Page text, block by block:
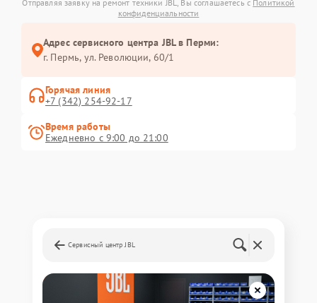
Отправляя заявку на ремонт техники JBL, Вы соглашаетесь с Политикой
конфиденциальности
Адрес сервисного центра JBL в Перми:
г. Пермь, ул. ​Революции, 60/1
Горячая линия
+7 (342) 254-92-17
Время работы
Ежедневно с 9:00 до 21:00
Сервисный центр JBL